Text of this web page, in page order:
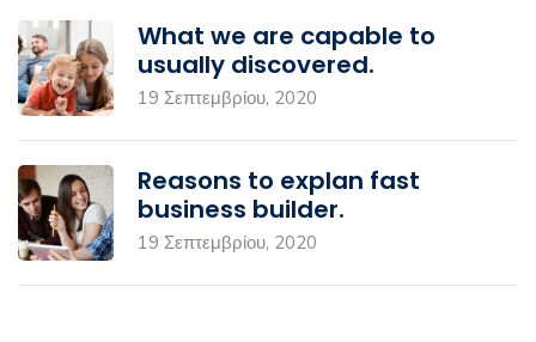
What we are capable to
usually discovered.
19 Σεπτεμβρίου, 2020
Reasons to explan fast
business builder.
19 Σεπτεμβρίου, 2020